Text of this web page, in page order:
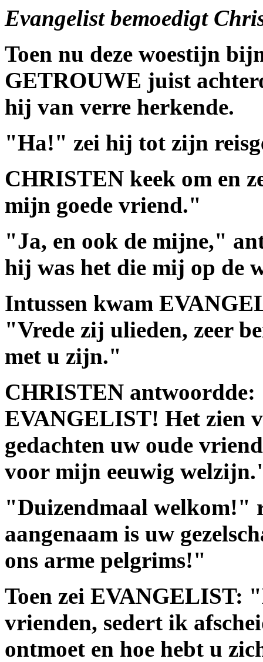
Evangelist bemoedigt
Toen nu deze woestijn
GETROUWE juist
hij van verre herkende.
"Ha!" zei hij tot zijn
CHRISTEN keek om en
mijn goede vriend."
"Ja, en ook de mijne,"
hij was het die mij op de
Intussen kwam
"Vrede zij ulieden, zeer
met u zijn."
CHRISTEN
EVANGELIST! Het zien
gedachten uw oude
voor mijn eeuwig
"Duizendmaal welkom!"
aangenaam is uw
ons arme pelgrims!"
Toen zei EVANGELIST:
vrienden, sedert ik
ontmoet en hoe hebt u